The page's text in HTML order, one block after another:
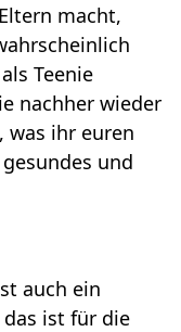
macht,
Teenie
nachher wieder
was ihr euren
und
auch ein
ist für die